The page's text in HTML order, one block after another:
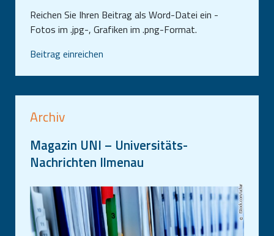
Reichen Sie Ihren Beitrag als Word-Datei ein -
Fotos im .jpg-, Grafiken im .png-Format.
Beitrag einreichen
Archiv
Magazin UNI – Universitäts-
Nachrichten Ilmenau
iStock.com/uchar